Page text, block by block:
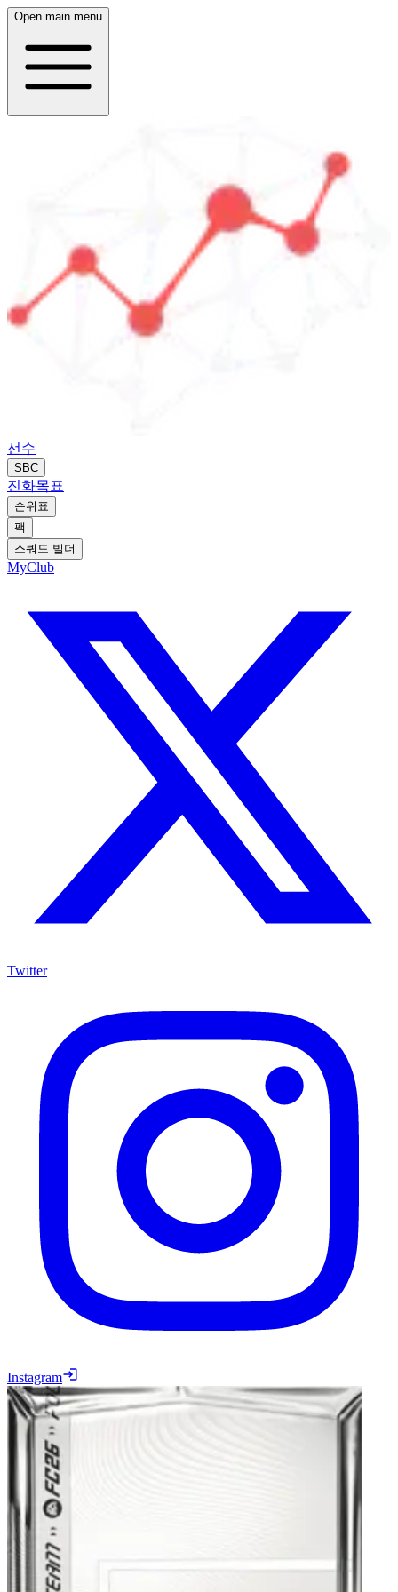
Open main menu
선수
SBC
진화목표
순위표
팩
스쿼드 빌더
MyClub
Twitter
Instagram